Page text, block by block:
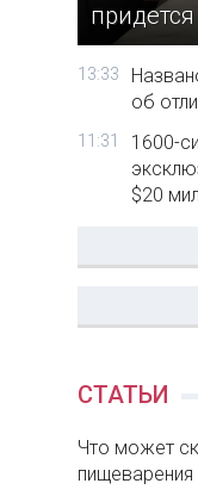
13:33
об
11:31
1600-
$20
СТАТЬИ
Что может
пищеварения